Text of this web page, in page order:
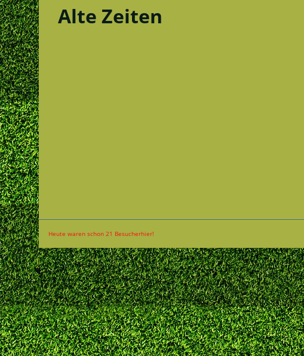
Alte Zeiten
Heute waren schon 21 Besucherhier!